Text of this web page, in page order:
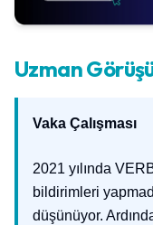
Uzman
Vaka Çalışması
2021 yılında
bildirimleri
düşünüyor.